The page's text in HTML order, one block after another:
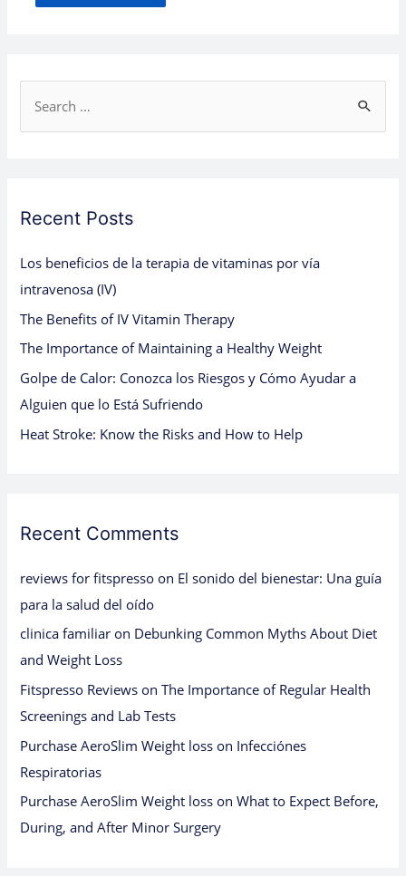
e
c
f
o
r
:
Recent Posts
Los beneficios de la terapia de vitaminas por vía
intravenosa (IV)
The Benefits of IV Vitamin Therapy
The Importance of Maintaining a Healthy Weight
Golpe de Calor: Conozca los Riesgos y Cómo Ayudar a
Alguien que lo Está Sufriendo
Heat Stroke: Know the Risks and How to Help
Recent Comments
reviews for fitspresso on El sonido del bienestar: Una guía
para la salud del oído
clinica familiar on Debunking Common Myths About Diet
and Weight Loss
Fitspresso Reviews onThe Importance of Regular Health
Screenings and Lab Tests
Purchase AeroSlim Weight loss on Infecciónes
Respiratorias
Purchase AeroSlim Weight loss onWhat to Expect Before,
During, and After Minor Surgery